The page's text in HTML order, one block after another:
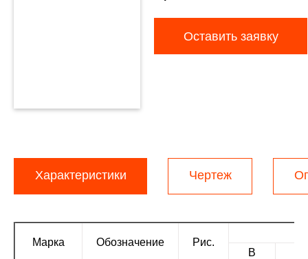
Оставить заявку
Характеристики Чертеж
Марка Обозначение
Рис.
В